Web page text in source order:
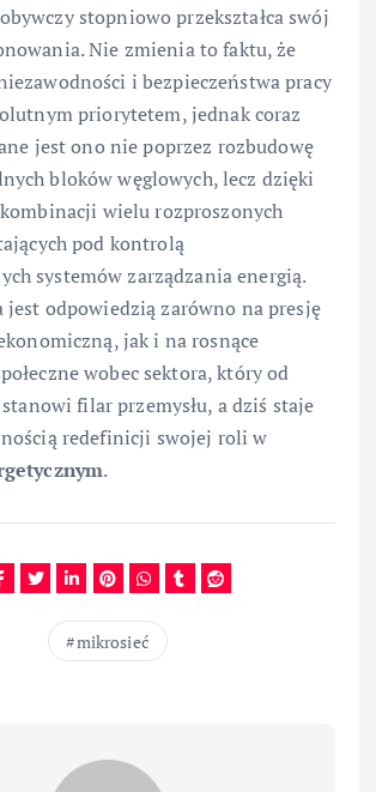
stopniowo przekształca swój
Nie zmienia to faktu, że
i bezpieczeństwa pracy
priorytetem, jednak coraz
jest ono nie poprzez rozbudowę
bloków węglowych, lecz dzięki
wielu rozproszonych
pod kontrolą
systemów zarządzania energią.
jest odpowiedzią zarówno na presję
jak i na rosnące
wobec sektora, który od
filar przemysłu, a dziś staje
redefinicji swojej roli w
.
mikrosieć